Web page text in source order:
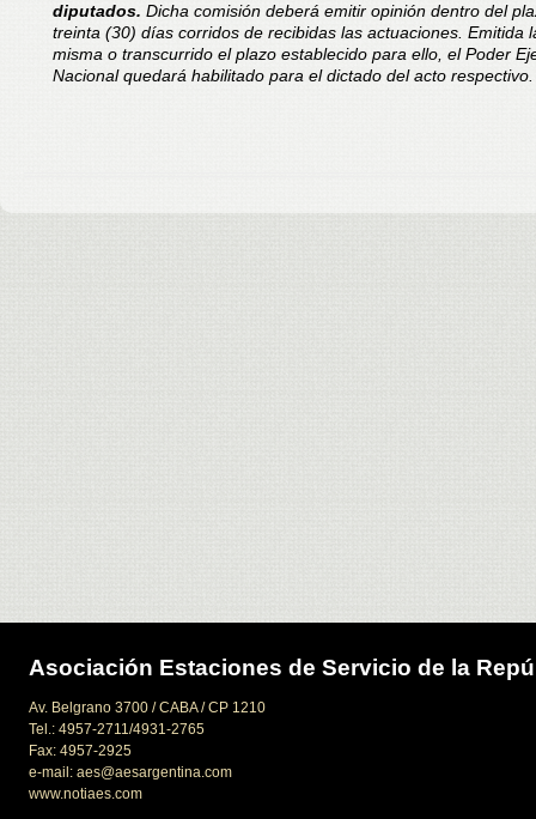
diputados. Dicha comisión deberá emitir opinión dentro del
treinta (30) días corridos de recibidas las actuaciones. Emitida
misma o transcurrido el plazo establecido para ello, el Poder
Nacional quedará habilitado para el dictado del acto respectivo.
Asociación Estaciones de Servicio de la
Av. Belgrano 3700 / CABA / CP 1210
Tel.: 4957-2711/4931-2765
Fax: 4957-2925
e-mail: aes@aesargentina.com
www.notiaes.com